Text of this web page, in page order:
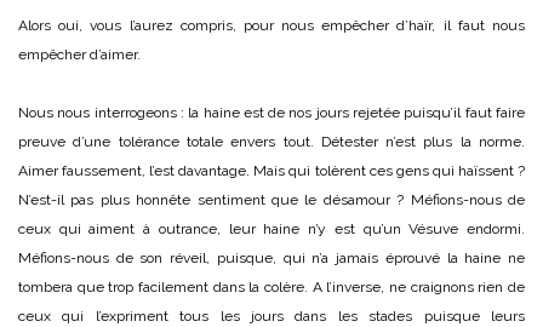
Alors oui, vous l’aurez compris, pour nous empêcher d’haïr, il faut nous
empêcher d’aimer.
Nous nous interrogeons : la haine est de nos jours rejetée puisqu’il faut faire
preuve d’une tolérance totale envers tout. Détester n’est plus la norme.
Aimer faussement, l’est davantage. Mais qui tolèrent ces gens qui haïssent ?
N’est-il pas plus honnête sentiment que le désamour ? Méfions-nous de
ceux qui aiment à outrance, leur haine n’y est qu’un Vésuve endormi.
Méfions-nous de son réveil, puisque, qui n’a jamais éprouvé la haine ne
tombera que trop facilement dans la colère. A l’inverse, ne craignons rien de
ceux qui l’expriment tous les jours dans les stades puisque leurs